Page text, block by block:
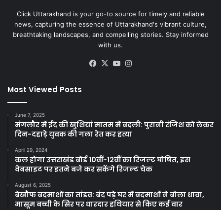
Click Uttarakhand is your go-to source for timely and reliable
news, capturing the essence of Uttarakhand's vibrant culture,
breathtaking landscapes, and compelling stories. Stay informed
with us.
Facebook
X YouTube
Most Viewed Posts
June 7, 2025
मंगलौर में ईद की खुशियां मातम में बदली: पुरानी रंजिश को लेकर
दिन-दहाड़े युवक की गला रेत कर हत्या
April 29, 2024
कल होगा उत्तराखंड बोर्ड 10वीं-12वीं का रिजल्ट घोषित, इस
वेबसाइट पर इतने बजे कर सकेंगे रिजल्ट चेक
August 6, 2025
बेखौफ बदमाशों का तांडव: बंद पड़े घर में बदमाशों ने बोला धावा,
मासूम बच्ची के सिर पर धारदार हथियार से किए कई वार